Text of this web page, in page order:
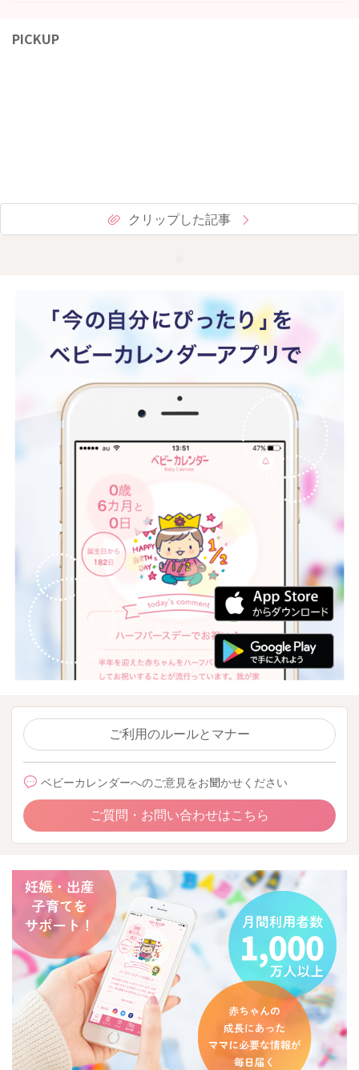
PICKUP
クリップした記事
ご利用のルールとマナー
ベビーカレンダーへのご意見をお聞かせください
ご質問・お問い合わせはこちら